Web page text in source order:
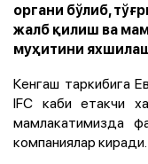
органи бўлиб,
жалб қилиш ва
муҳитини
Кенгаш таркибига
IFC кабиетакчи
мамлакатимизда
компанияларкиради.